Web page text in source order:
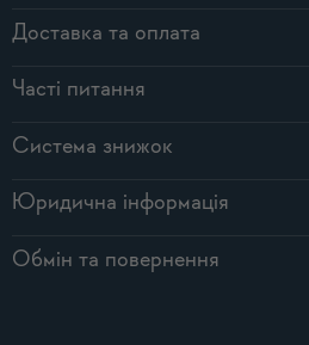
Доставка та оплата
Часті питання
Система знижок
Юридична інформація
Обмін та повернення